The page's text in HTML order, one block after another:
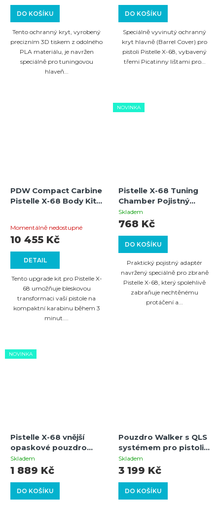
DO KOŠÍKU
Tento ochranný kryt, vyrobený
precizním 3D tiskem z odolného
PLA materiálu, je navržen
speciálně pro tuningovou
hlaveň...
DO KOŠÍKU
Speciálně vyvinutý ochranný
kryt hlavně (Barrel Cover) pro
pistoli Pistelle X-68, vybavený
třemi Picatinny lištami pro...
PDW Compact Carbine
Pistelle X-68 Body Kit –
lepší ergonomii a
výkon
hodnocení
5,0
z
5
hvězdiček.
Momentálně nedostupné
DETAIL
10 455 Kč
Tento upgrade kit pro Pistelle X-
68 umožňuje bleskovou
transformaci vaší pistole na
kompaktní karabinu během 3
minut....
NOVINKA
Pistelle X-68 Tuning
Chamber Pojistný
aretační adaptér
Skladem
DO KOŠÍKU
768 Kč
Praktický pojistný adaptér
navržený speciálně pro zbraně
Pistelle X-68, který spolehlivě
zabraňuje nechtěnému
protáčení a...
NOVINKA
Pistelle X-68 vnější
opaskové pouzdro
(OWB) kompatibilní se
svítilnou/laserem
Skladem
DO KOŠÍKU
1 889 Kč
Pouzdro Walker s QLS
systémem pro pistoli
Pistelle X-68 –
rychloupínací
Skladem
DO KOŠÍKU
3 199 Kč